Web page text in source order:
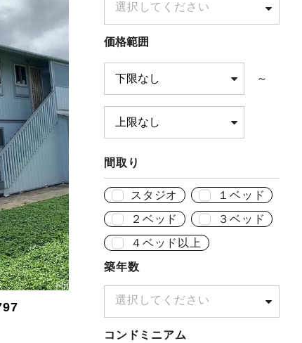
選択してください
価格範囲
～
間取り
スタジオ
１ベッド
２ベッド
３ベッド
４ベッド以上
築年数
選択してください
コンドミニアム